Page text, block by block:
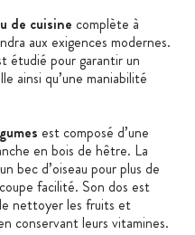
de cuisine complète à
aux exigences modernes.
étudié pour garantir un
ainsi qu’une maniabilité
est composé d’une
en bois de hêtre. La
bec d’oiseau pour plus de
facilité. Son dos est
nettoyer les fruits et
conservant leurs vitamines.